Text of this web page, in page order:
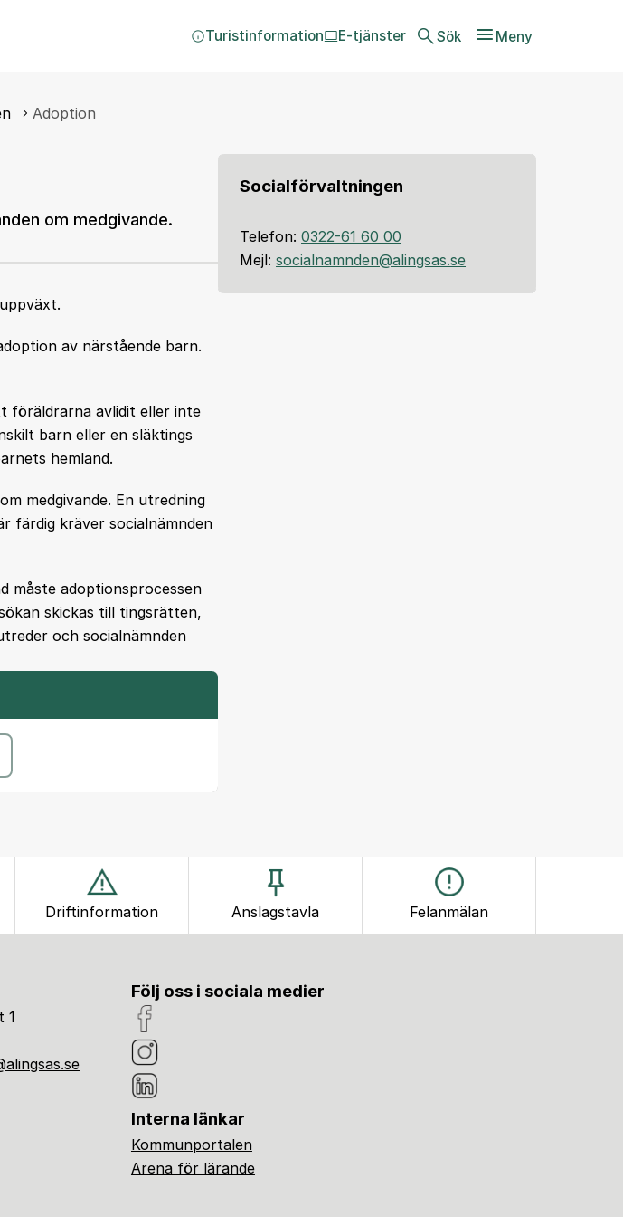
Sök Meny
Turistinformation E-tjänster
Adoption
om medgivande.
av närstående barn.
föräldrarna avlidit eller inte
barn eller en släktings
hemland.
medgivande. En utredning
färdig kräver socialnämnden
måste adoptionsprocessen
skickas till tingsrätten,
och socialnämnden
Socialförvaltningen
Telefon:0322-61 60 00
Mejl:socialnamnden@alingsas.se
Driftinformation Anslagstavla Felanmälan
1
Följ oss i sociala medier
Interna länkar
Kommunportalen
Arena för lärande